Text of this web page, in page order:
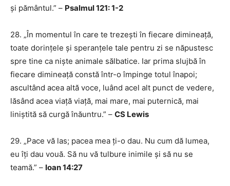
și pământul.” – Psalmul 121: 1-2
28. „În momentul în care te trezești în fiecare dimineață,
toate dorințele și speranțele tale pentru zi se năpustesc
spre tine ca niște animale sălbatice. Iar prima slujbă în
fiecare dimineață constă într-o împinge totul înapoi;
ascultând acea altă voce, luând acel alt punct de vedere,
lăsând acea viață viață, mai mare, mai puternică, mai
liniștită să curgă înăuntru.” – CS Lewis
29. „Pace vă las; pacea mea ți-o dau. Nu cum dă lumea,
eu îți dau vouă. Să nu vă tulbure inimile și să nu se
teamă.” – Ioan 14:27